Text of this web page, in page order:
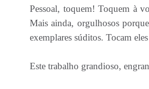
Pessoal, toquem! Toquem à
Mais ainda, orgulhosos
exemplares súditos. Tocam
Este trabalho grandioso,